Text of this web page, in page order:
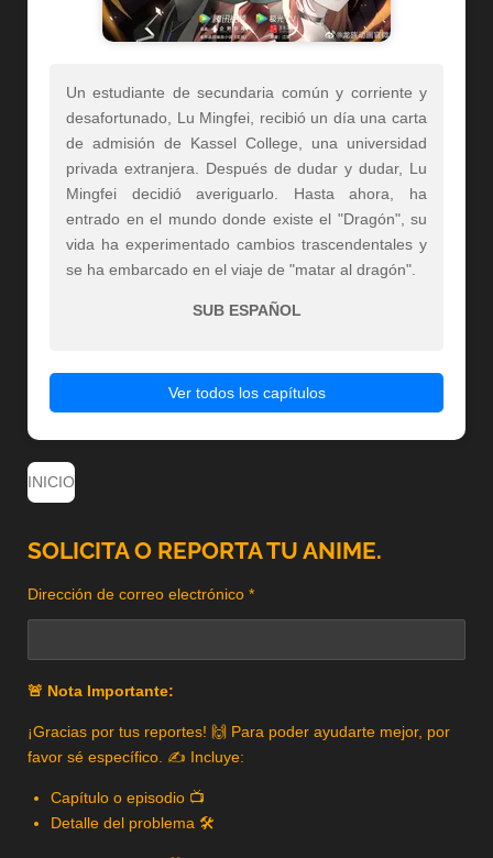
Un estudiante de secundaria común y corriente y
desafortunado, Lu Mingfei, recibió un día una carta
de admisión de Kassel College, una universidad
privada extranjera. Después de dudar y dudar, Lu
Mingfei decidió averiguarlo. Hasta ahora, ha
entrado en el mundo donde existe el "Dragón", su
vida ha experimentado cambios trascendentales y
se ha embarcado en el viaje de "matar al dragón".
SUB ESPAÑOL
Ver todos los capítulos
INICIO
SOLICITA O REPORTA TU ANIME.
Dirección de correo electrónico *
🚨 Nota Importante:
¡Gracias por tus reportes! 🙌 Para poder ayudarte mejor, por
favor sé específico. ✍️ Incluye:
Capítulo o episodio 📺
Detalle del problema 🛠️